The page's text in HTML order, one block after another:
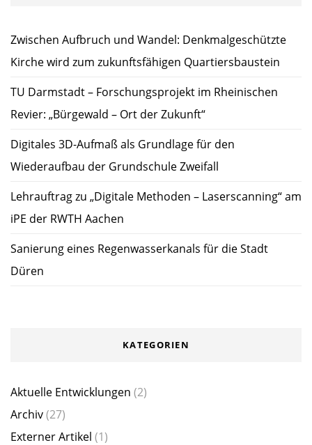
Zwischen Aufbruch und Wandel: Denkmalgeschützte
Kirche wird zum zukunftsfähigen Quartiersbaustein
TU Darmstadt – Forschungsprojekt im Rheinischen
Revier: „Bürgewald – Ort der Zukunft“
Digitales 3D-Aufmaß als Grundlage für den
Wiederaufbau der Grundschule Zweifall
Lehrauftrag zu „Digitale Methoden – Laserscanning“ am
iPE der RWTH Aachen
Sanierung eines Regenwasserkanals für die Stadt
Düren
KATEGORIEN
Aktuelle Entwicklungen (2)
Archiv(27)
Externer Artikel (1)